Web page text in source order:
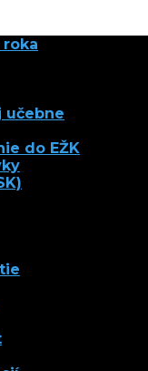
učebne
do EŽK